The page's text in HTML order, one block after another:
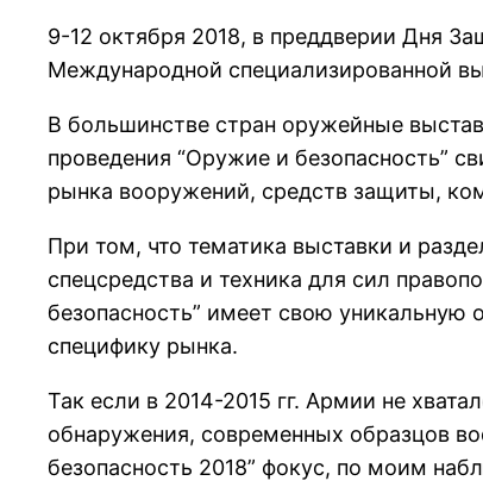
9-12 октября 2018, в преддверии Дня
Международной специализированной
В большинстве стран оружейные
проведения “Оружие и безопасность”
рынка вооружений, средств защиты,
При том, что тематика выставки и
спецсредства и техника для сил
безопасность” имеет свою
специфику рынка.
Так если в 2014-2015 гг. Армии не
обнаружения, современных образцов
безопасность 2018” фокус, по моим